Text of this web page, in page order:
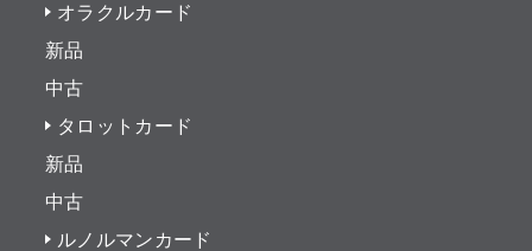
オラクルカード
新品
中古
タロットカード
新品
中古
ルノルマンカード